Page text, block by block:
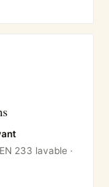
233 lavable ·